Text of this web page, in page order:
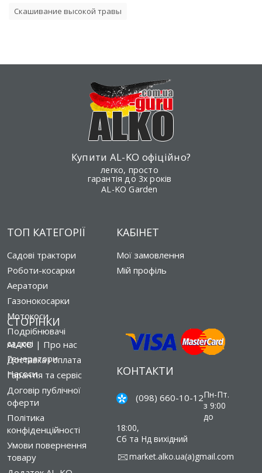
Скашивание высокой травы
Купити AL-KO офіційно?
легко, просто
гарантія до 3х років
AL-KO Garden
ТОП КАТЕГОРІЇ
Садові трактори
Роботи-косарки
Аератори
Газонокосарки
Мотокоси
Подрібнювачі
садові
Генератори
Насоси
СТОРІНКИ
AL-KO | Про нас
Доставка і оплата
Гарантія та сервіс
Договір публічної
оферти
Політика
конфіденційності
Умови повернення
товару
КАБІНЕТ
Мої замовлення
Мій профіль
КОНТАКТИ
(098) 660-10-12Пн-Пт.
з 9:00
до
18:00,
Сб та Нд вихідний
market.alko.ua(a)gmail.com